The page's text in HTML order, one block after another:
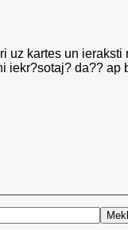
kartes un
iekr?sotaj? da?? ap